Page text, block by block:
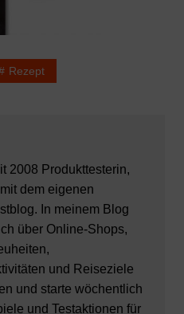
Rezept
2008 Produkttesterin,
dem eigenen
In meinem Blog
über Online-Shops,
und Reiseziele
und starte wöchentlich
und Testaktionen für